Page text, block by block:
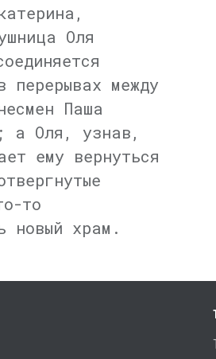
Оля
перерывах между
Паша
а Оля, узнав,
ему вернуться
то
новый храм.